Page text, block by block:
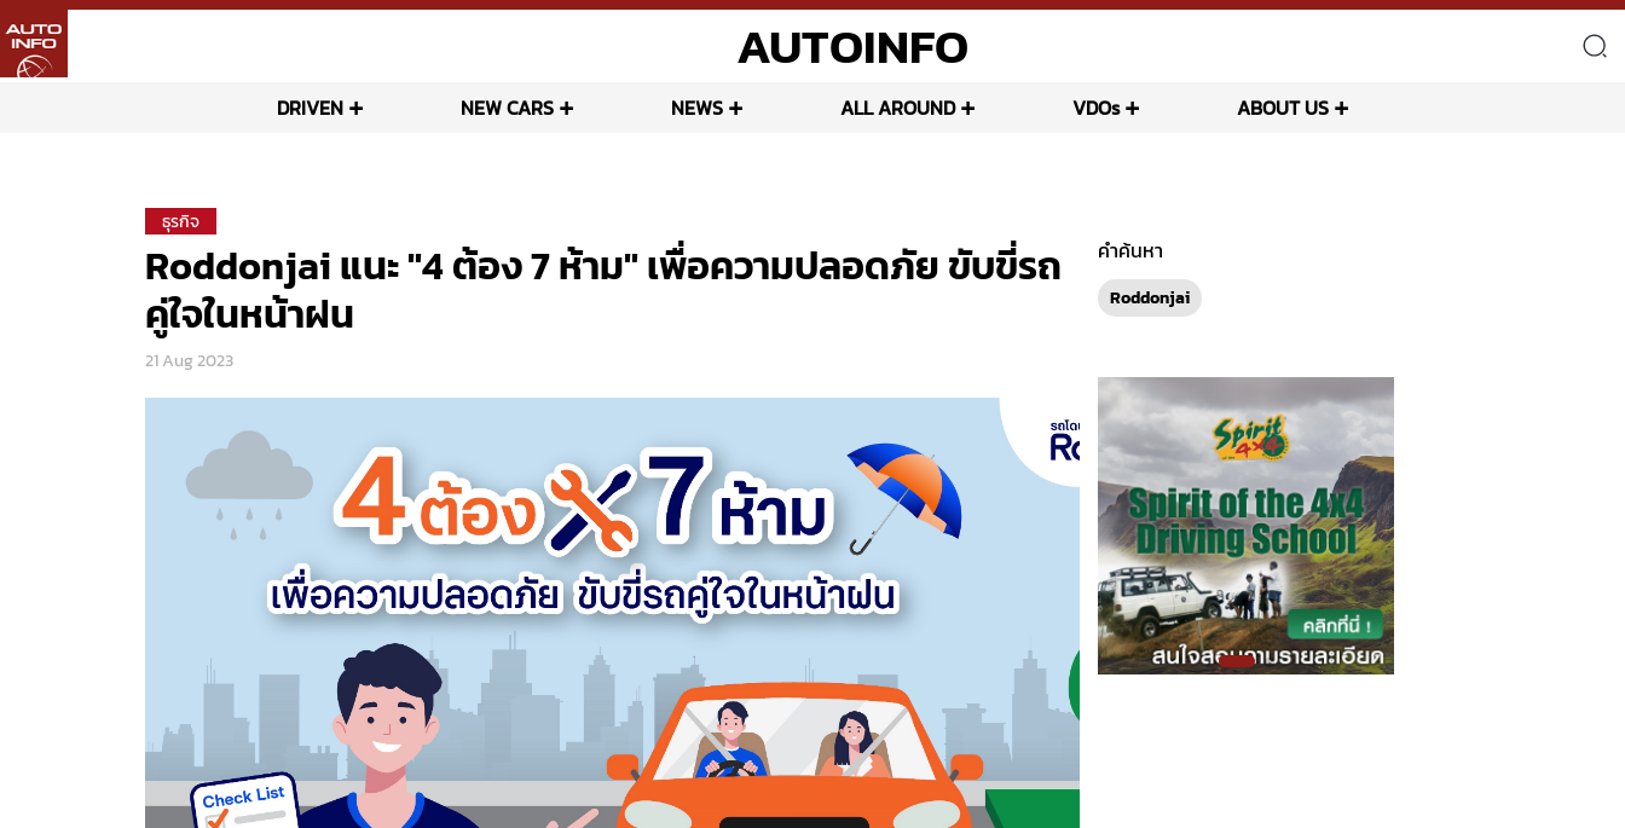
AUTOINFO
DRIVEN NEW CARS NEWS ALL AROUND VDOs ABOUT US
ธุรกิจ
Roddonjai แนะ "4 ต้อง 7 ห้าม" เพื่อความปลอดภัย ขับขี่รถ
คู่ใจในหน้าฝน
21 Aug 2023
คำค้นหา
Roddonjai